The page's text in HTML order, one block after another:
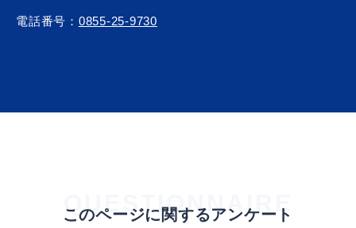
電話番号： 0855-25-9730
QUESTIONNAIRE
このページに関するアンケート